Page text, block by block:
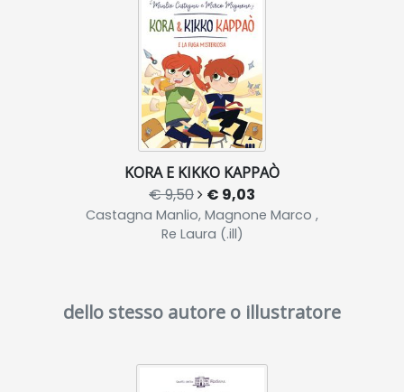
KORA E KIKKO KAPPAÒ
€ 9,50 € 9,03
Castagna Manlio, Magnone Marco ,
Re Laura (.ill)
dello stesso autore o illustratore